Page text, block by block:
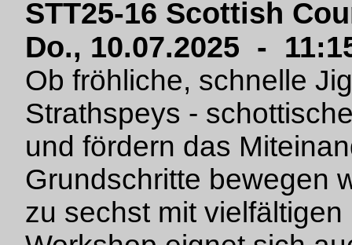
STT25-16 Scottish
Do., 10.07.2025 -
Ob fröhliche, schnelle
Strathspeys -
und fördern das
Grundschritte bewegen
zu sechst mit